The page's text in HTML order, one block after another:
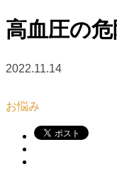
高血圧の
2022.11.14
お悩み